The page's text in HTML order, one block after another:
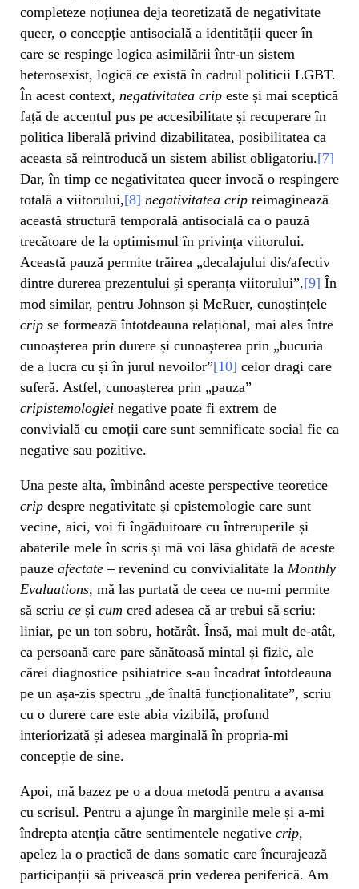
completeze noțiunea deja teoretizată de negativitate
queer, o concepție antisocială a identității queer în
care se respinge logica asimilării într-un sistem
heterosexist, logică ce există în cadrul politicii LGBT.
În acest context, negativitatea crip este și mai sceptică
față de accentul pus pe accesibilitate și recuperare în
politica liberală privind dizabilitatea, posibilitatea ca
aceasta să reintroducă un sistem abilist obligatoriu.[7]
Dar, în timp ce negativitatea queer invocă o respingere
totală a viitorului,[8] negativitatea crip reimaginează
această structură temporală antisocială ca o pauză
trecătoare de la optimismul în privința viitorului.
Această pauză permite trăirea „decalajului dis/afectiv
dintre durerea prezentului și speranța viitorului”.[9] În
mod similar, pentru Johnson și McRuer, cunoștințele
crip se formează întotdeauna relațional, mai ales între
cunoașterea prin durere și cunoașterea prin „bucuria
de a lucra cu și în jurul nevoilor”[10] celor dragi care
suferă. Astfel, cunoașterea prin „pauza”
cripistemologiei negative poate fi extrem de
convivială cu emoții care sunt semnificate social fie ca
negative sau pozitive.
Una peste alta, îmbinând aceste perspective teoretice
crip despre negativitate și epistemologie care sunt
vecine, aici, voi fi îngăduitoare cu întreruperile și
abaterile mele în scris și mă voi lăsa ghidată de aceste
pauze afectate – revenind cu convivialitate la Monthly
Evaluations, mă las purtată de ceea ce nu-mi permite
să scriu ce și cum cred adesea că ar trebui să scriu:
liniar, pe un ton sobru, hotărât. Însă, mai mult de-atât,
ca persoană care pare sănătoasă mintal și fizic, ale
cărei diagnostice psihiatrice s-au încadrat întotdeauna
pe un așa-zis spectru „de înaltă funcționalitate”, scriu
cu o durere care este abia vizibilă, profund
interiorizată și adesea marginală în propria-mi
concepție de sine.
Apoi, mă bazez pe o a doua metodă pentru a avansa
cu scrisul. Pentru a ajunge în marginile mele și a-mi
îndrepta atenția către sentimentele negative crip,
apelez la o practică de dans somatic care încurajează
participanții să privească prin vederea periferică. Am